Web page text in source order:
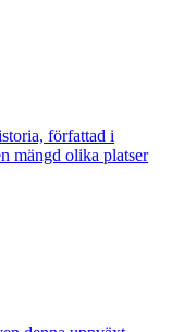
författad i
mängd olika platser